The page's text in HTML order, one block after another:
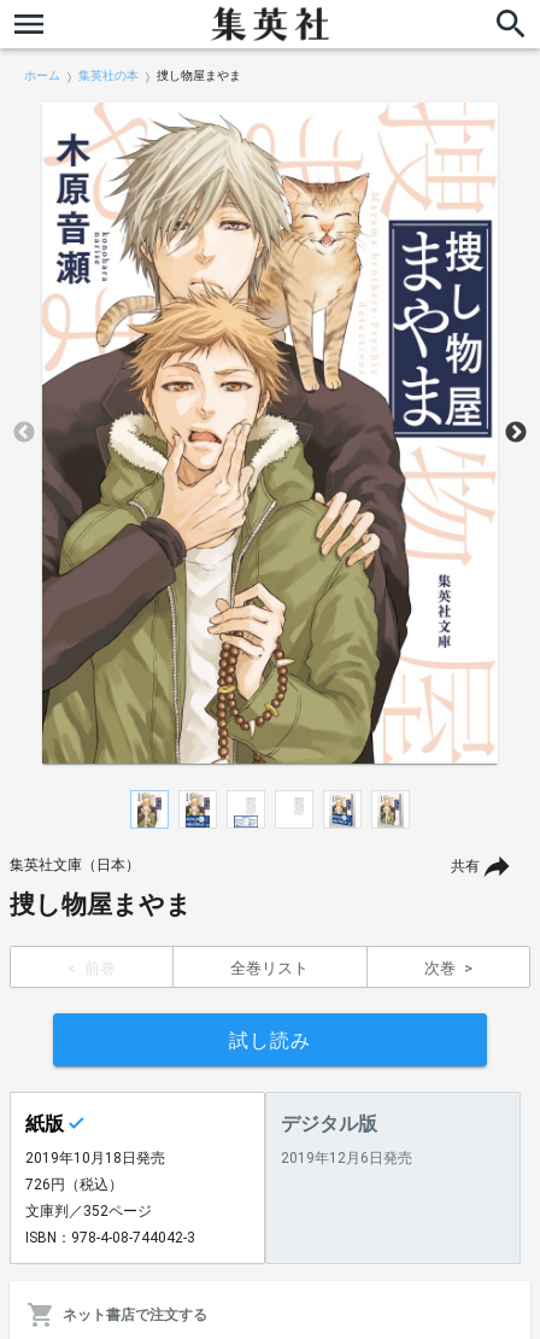
ホーム 集英社の本 捜し物屋まやま
共有
集英社文庫（日本）
捜し物屋まやま
前巻 全巻リスト 次巻
試し読み
紙版
2019年10月18日発売
726円（税込）
文庫判／352ページ
ISBN：978-4-08-744042-3
デジタル版
2019年12月6日発売
ネット書店で注文する